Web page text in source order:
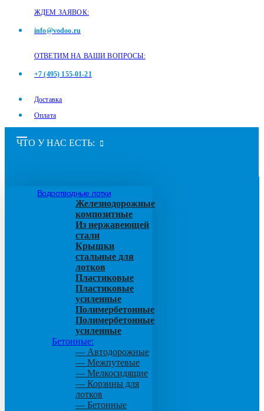
ЖДЕМ ЗАЯВОК:
info@vodoo.ru
ОТВЕТИМ НА ВАШИ ВОПРОСЫ:
+7 (495) 155-01-21
Доставка
Оплата
ЧТО У НАС ЕСТЬ:
Водоотводные лотки
Железнодорожные
композитные
Из нержавеющей
стали
Крышки
стальные для
лотков
Пластиковые
Пластиковые
усиленные
Полимербетонные
Полимербетонные
усиленные
Бетонные:
— Автодорожные
— Межпутевые
— Мелкосидящие
— Корзины для
лотков
— Бетонные